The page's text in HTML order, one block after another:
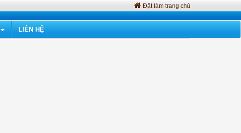
Đặt làm trang chủ
LIÊN HỆ